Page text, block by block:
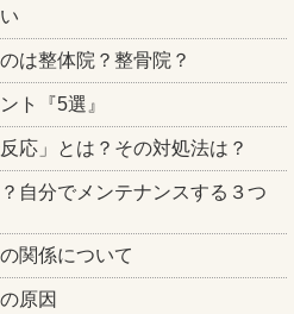
は整体院？整骨院？
ト『5選』
応」とは？その対処法は？
自分でメンテナンスする３つ
関係について
原因